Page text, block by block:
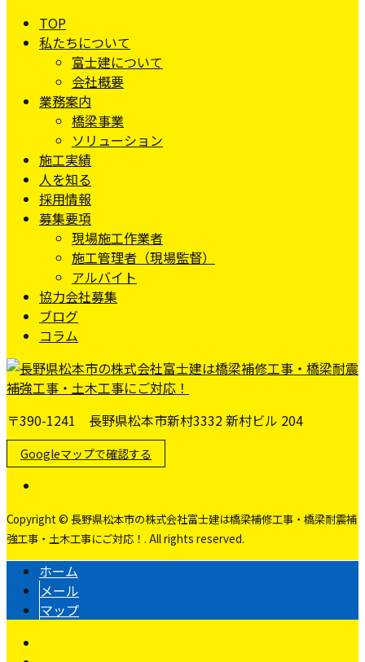
TOP
私たちについて
富士建について
会社概要
業務案内
橋梁事業
ソリューション
施工実績
人を知る
採用情報
募集要項
現場施工作業者
施工管理者（現場監督）
アルバイト
協力会社募集
ブログ
コラム
〒390-1241 長野県松本市新村3332 新村ビル 204
Googleマップで確認する
Copyright © 長野県松本市の株式会社富士建は橋梁補修工事・橋梁耐震補
強工事・土木工事にご対応！. All rights reserved.
ホーム
メール
マップ